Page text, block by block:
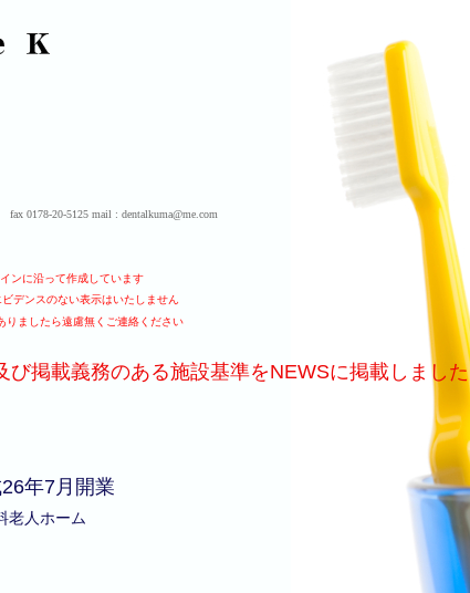
0178-20-5125 mail : dentalkuma@me.com
ンに沿って作成しています
デンスのない表示はいたしません
りましたら遠慮無くご連絡ください
び掲載義務のある施設基準をNEWSに掲載しました
年7月開業
老人ホーム